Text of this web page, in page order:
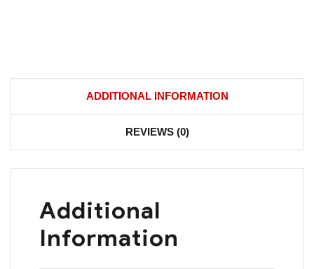
ADDITIONAL INFORMATION
REVIEWS (0)
Additional
Information